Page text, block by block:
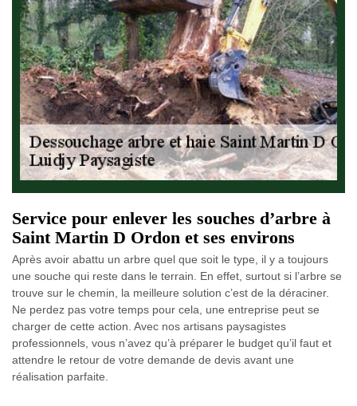
Service pour enlever les souches d’arbre à
Saint Martin D Ordon et ses environs
Après avoir abattu un arbre quel que soit le type, il y a toujours
une souche qui reste dans le terrain. En effet, surtout si l’arbre se
trouve sur le chemin, la meilleure solution c’est de la déraciner.
Ne perdez pas votre temps pour cela, une entreprise peut se
charger de cette action. Avec nos artisans paysagistes
professionnels, vous n’avez qu’à préparer le budget qu’il faut et
attendre le retour de votre demande de devis avant une
réalisation parfaite.